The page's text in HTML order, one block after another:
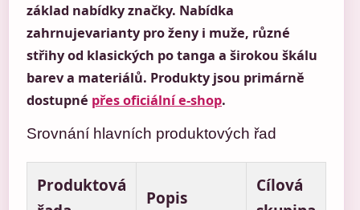
základ nabídky značky. Nabídka
zahrnujevarianty pro ženy i muže, různé
střihy od klasických po tanga a širokou škálu
barev a materiálů. Produkty jsou primárně
dostupné přes oficiální e-shop.
Srovnání hlavních produktových řad
Produktová
Popis
Cílová